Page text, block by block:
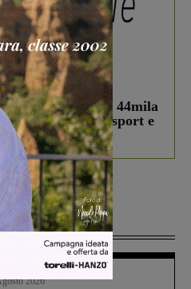
Cities, oltre 44mila
il bando per lo sport e
2026